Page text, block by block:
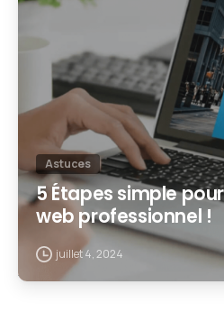
Astuces
5 Étapes simple
web professionnel !
juillet 4, 2024